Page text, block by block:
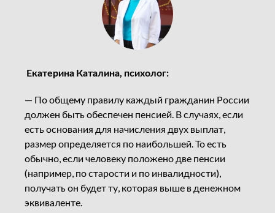
Екатерина Каталина, психолог:
— По общему правилу каждый гражданин России
должен быть обеспечен пенсией. В случаях, если
есть основания для начисления двух выплат,
размер определяется по наибольшей. То есть
обычно, если человеку положено две пенсии
(например, по старости и по инвалидности),
получать он будет ту, которая выше в денежном
эквиваленте.